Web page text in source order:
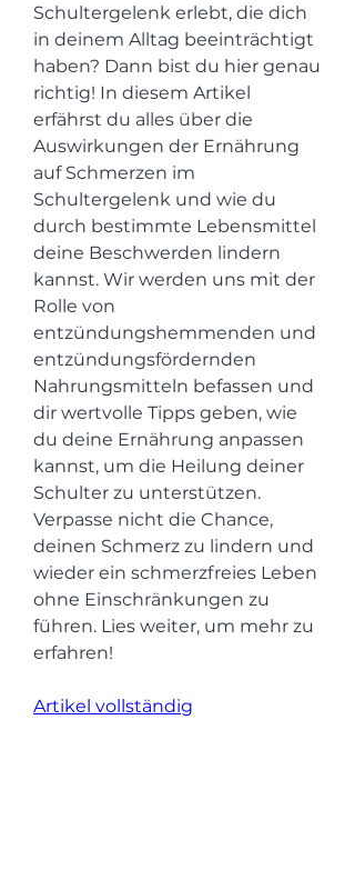
Schultergelenk erlebt, die dich
in deinem Alltag beeinträchtigt
haben? Dann bist du hier genau
richtig! In diesem Artikel
erfährst du alles über die
Auswirkungen der Ernährung
auf Schmerzen im
Schultergelenk und wie du
durch bestimmte Lebensmittel
deine Beschwerden lindern
kannst. Wir werden uns mit der
Rolle von
entzündungshemmenden und
entzündungsfördernden
Nahrungsmitteln befassen und
dir wertvolle Tipps geben, wie
du deine Ernährung anpassen
kannst, um die Heilung deiner
Schulter zu unterstützen.
Verpasse nicht die Chance,
deinen Schmerz zu lindern und
wieder ein schmerzfreies Leben
ohne Einschränkungen zu
führen. Lies weiter, um mehr zu
erfahren!
Artikel vollständig